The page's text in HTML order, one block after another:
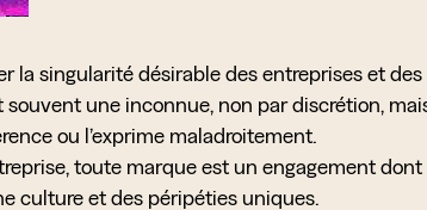
la singularité désirable des entreprises et des
souvent une inconnue, non par discrétion,
ou l’exprime maladroitement.
toute marque est un engagement dont
culture et des péripéties uniques.